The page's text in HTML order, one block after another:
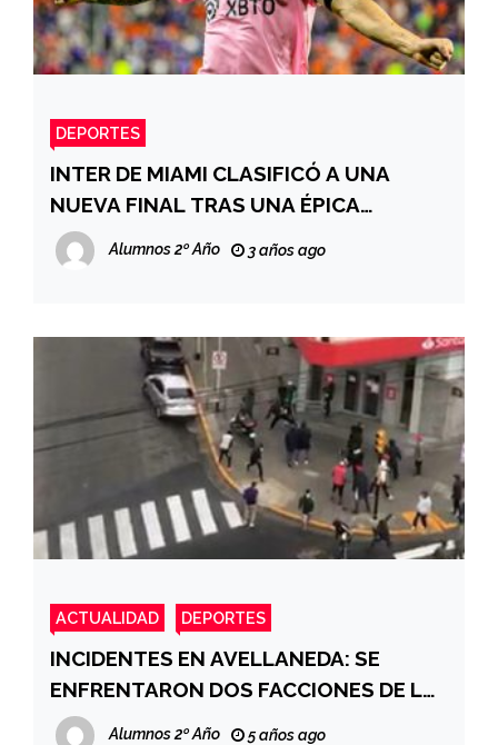
DEPORTES
INTER DE MIAMI CLASIFICÓ A UNA
NUEVA FINAL TRAS UNA ÉPICA
REMONTADA
Alumnos 2º Año 3 años ago
ACTUALIDAD DEPORTES
INCIDENTES EN AVELLANEDA: SE
ENFRENTARON DOS FACCIONES DE LA
BARRA DE INDEPENDIENTE
Alumnos 2º Año 5 años ago